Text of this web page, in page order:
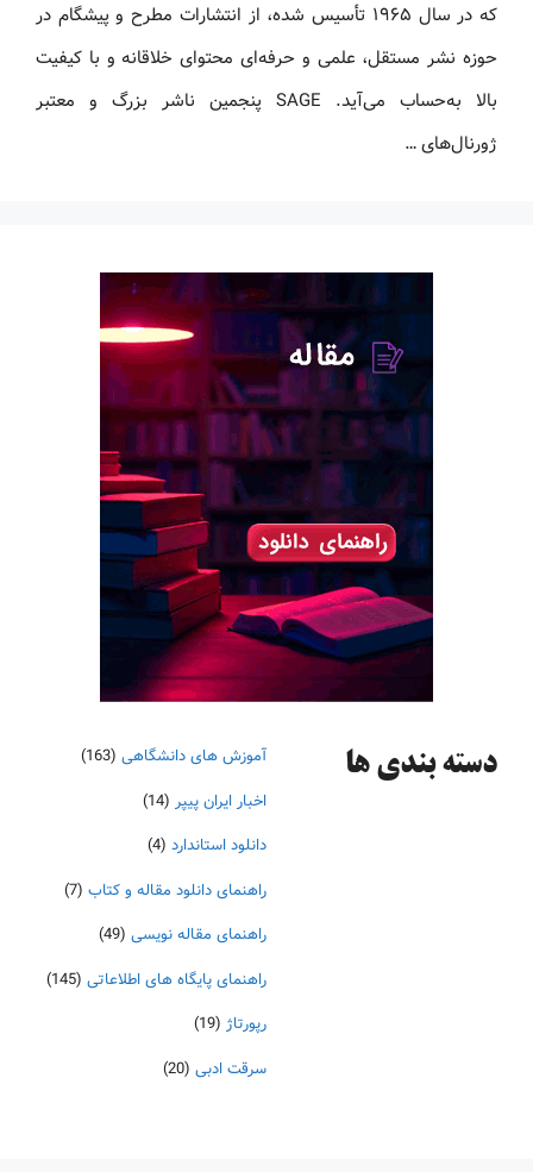
که در سال ۱۹۶۵ تأسیس شده، از انتشارات مطرح و پیشگام در
حوزه نشر مستقل، علمی و حرفه‌ای محتوای خلاقانه و با کیفیت
بالا به‌حساب می‌آید. SAGE پنجمین ناشر بزرگ و معتبر
ژورنال‌های …
دسته‌ بندی ها آموزش های دانشگاهی (163)
اخبار ایران پیپر (14)
دانلود استاندارد (4)
راهنمای دانلود مقاله و کتاب (7)
راهنمای مقاله نویسی (49)
راهنمای پایگاه های اطلاعاتی (145)
رپورتاژ (19)
سرقت ادبی (20)